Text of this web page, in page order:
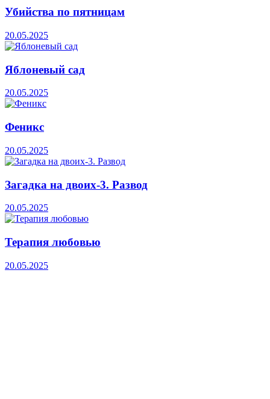
Убийства по пятницам
20.05.2025
Яблоневый сад
20.05.2025
Феникс
20.05.2025
Загадка на двоих-3. Развод
20.05.2025
Терапия любовью
20.05.2025